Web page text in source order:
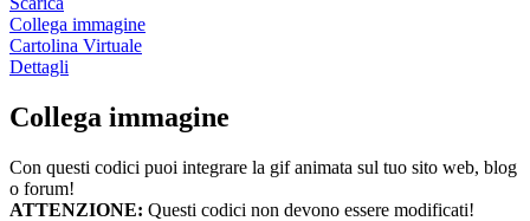
Collega immagine
Cartolina Virtuale
Dettagli
Collega immagine
Con questi codici puoi integrare la gif animata sul tuo sito web, blog
o forum!
ATTENZIONE: Questi codici non devono essere modificati!